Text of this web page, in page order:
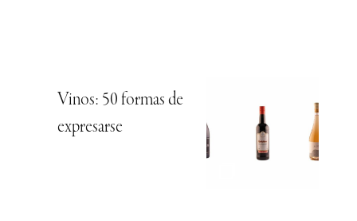
Vinos: 50 formas de
expresarse